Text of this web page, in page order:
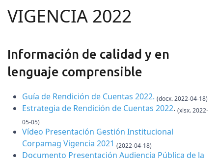
VIGENCIA 2022
Información de calidad y en
lenguaje comprensible
Guía de Rendición de Cuentas 2022. (docx. 2022-04-18)
Estrategia de Rendición de Cuentas 2022. (xlsx. 2022-
05-05)
Vídeo Presentación Gestión Institucional
Corpamag Vigencia 2021 (2022-04-18)
Documento Presentación Audiencia Pública de la